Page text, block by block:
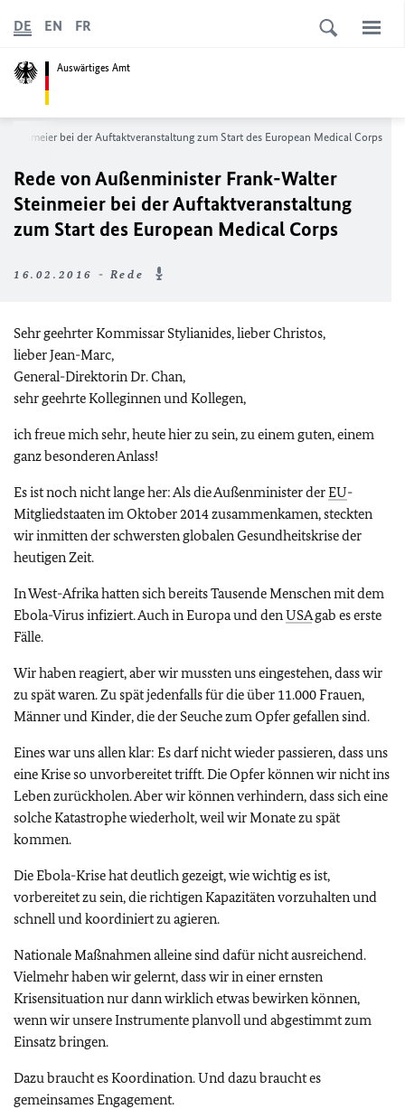
Auswärtiges Amt
DE EN FR
bei der Auftaktveranstaltung zum Start des European Medical Corps
Rede von Außenminister Frank-Walter
Steinmeier bei der Auftaktveranstaltung
zum Start des European Medical Corps
16.02.2016 - Rede
Sehr geehrter Kommissar Stylianides, lieber Christos,
lieber Jean-Marc,
General-Direktorin Dr. Chan,
sehr geehrte Kolleginnen und Kollegen,
ich freue mich sehr, heute hier zu sein, zu einem guten, einem
ganz besonderen Anlass!
Es ist noch nicht lange her: Als die Außenminister derEU-
Mitgliedstaaten im Oktober 2014 zusammenkamen, steckten
wir inmitten der schwersten globalen Gesundheitskrise der
heutigen Zeit.
In West-Afrika hatten sich bereits Tausende Menschen mit dem
Ebola-Virus infiziert. Auch in Europa und denUSAgab es erste
Fälle.
Wir haben reagiert, aber wir mussten uns eingestehen, dass wir
zu spät waren. Zu spät jedenfalls für die über 11.000 Frauen,
Männer und Kinder, die der Seuche zum Opfer gefallen sind.
Eines war uns allen klar: Es darf nicht wieder passieren, dass uns
eine Krise so unvorbereitet trifft. Die Opfer können wir nicht ins
Leben zurückholen. Aber wir können verhindern, dass sich eine
solche Katastrophe wiederholt, weil wir Monate zu spät
kommen.
Die Ebola-Krise hat deutlich gezeigt, wie wichtig es ist,
vorbereitet zu sein, die richtigen Kapazitäten vorzuhalten und
schnell und koordiniert zu agieren.
Nationale Maßnahmen alleine sind dafür nicht ausreichend.
Vielmehr haben wir gelernt, dass wir in einer ernsten
Krisensituation nur dann wirklich etwas bewirken können,
wenn wir unsere Instrumente planvoll und abgestimmt zum
Einsatz bringen.
Dazu braucht es Koordination. Und dazu braucht es
gemeinsames Engagement.